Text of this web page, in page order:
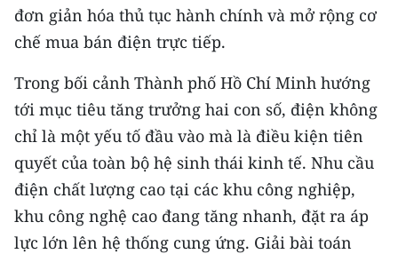
đơn giản hóa thủ tục hành chính và mở rộng cơ
chế mua bán điện trực tiếp.
Trong bối cảnh Thành phố Hồ Chí Minh hướng
tới mục tiêu tăng trưởng hai con số, điện không
chỉ là một yếu tố đầu vào mà là điều kiện tiên
quyết của toàn bộ hệ sinh thái kinh tế. Nhu cầu
điện chất lượng cao tại các khu công nghiệp,
khu công nghệ cao đang tăng nhanh, đặt ra áp
lực lớn lên hệ thống cung ứng. Giải bài toán